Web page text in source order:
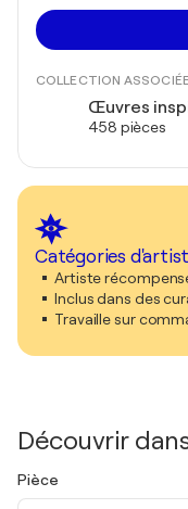
COLLECTION
Œuvres
458 pièces
Catégories
Artiste
Inclus dans des
Travaille sur
Découvrir
Pièce